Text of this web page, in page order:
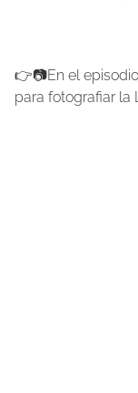
👉📷En el
para fotografiar la